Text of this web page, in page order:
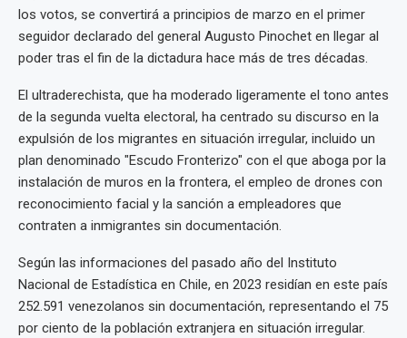
los votos, se convertirá a principios de marzo en el primer
seguidor declarado del general Augusto Pinochet en llegar al
poder tras el fin de la dictadura hace más de tres décadas.
El ultraderechista, que ha moderado ligeramente el tono antes
de la segunda vuelta electoral, ha centrado su discurso en la
expulsión de los migrantes en situación irregular, incluido un
plan denominado "Escudo Fronterizo" con el que aboga por la
instalación de muros en la frontera, el empleo de drones con
reconocimiento facial y la sanción a empleadores que
contraten a inmigrantes sin documentación.
Según las informaciones del pasado año del Instituto
Nacional de Estadística en Chile, en 2023 residían en este país
252.591 venezolanos sin documentación, representando el 75
por ciento de la población extranjera en situación irregular.